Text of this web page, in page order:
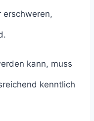
erschweren,
kann, muss
kenntlich